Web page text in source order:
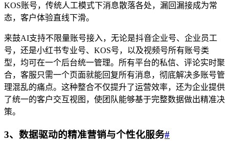
KOS账号，传统人工模式下消息散落各处，漏回漏接成为常
态，客户体验直线下滑。
来鼓AI支持不限量账号接入，无论是抖音企业号、企业员工
号，还是小红书专业号、KOS号，以及视频号所有账号类
型，均可在一个后台统一管理。所有平台的私信、评论实时聚
合，客服只需一个页面就能回复所有消息，彻底解决多账号管
理混乱的痛点。这种整合不仅提升了运营效率，还为企业提供
了统一的客户交互视图，使团队能够基于完整数据做出精准决
策。
3、数据驱动的精准营销与个性化服务#